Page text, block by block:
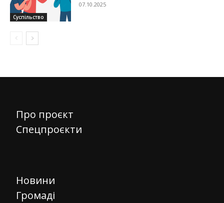
Суспільство
07.10.2025
Про проєкт
Спецпроєкти
Новини
Громаді